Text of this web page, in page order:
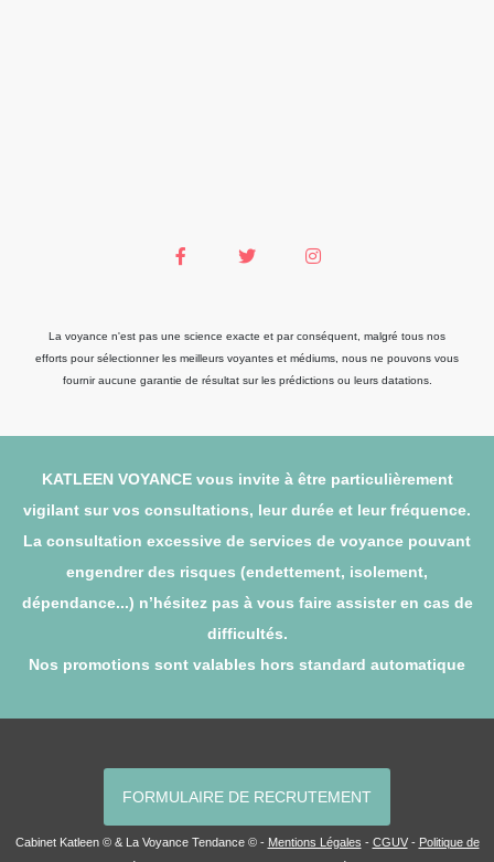
La voyance n'est pas une science exacte et par conséquent, malgré tous nos
efforts pour sélectionner les meilleurs voyantes et médiums, nous ne pouvons vous
fournir aucune garantie de résultat sur les prédictions ou leurs datations.
KATLEEN VOYANCE vous invite à être particulièrement
vigilant sur vos consultations, leur durée et leur fréquence.
La consultation excessive de services de voyance pouvant
engendrer des risques (endettement, isolement,
dépendance...) n’hésitez pas à vous faire assister en cas de
difficultés.
Nos promotions sont valables hors standard automatique
FORMULAIRE DE RECRUTEMENT
Cabinet Katleen © & La Voyance Tendance © - Mentions Légales - CGUV- Politique de